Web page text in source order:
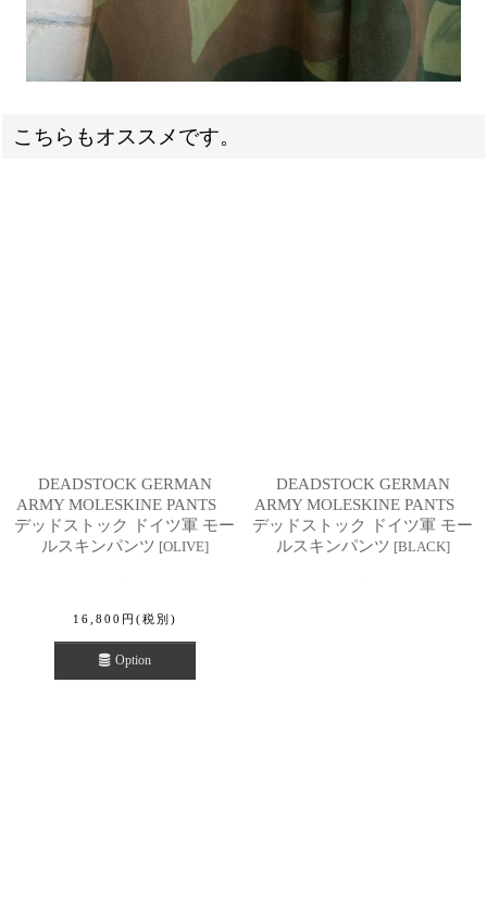
こちらもオススメです。
DEADSTOCK GERMAN
ARMY MOLESKINE PANTS
デッドストック ドイツ軍 モー
ルスキンパンツ [OLIVE]
16,800 円 (税別)
Option
DEADSTOCK GERMAN
ARMY MOLESKINE PANTS
デッドストック ドイツ軍 モー
ルスキンパンツ [BLACK]